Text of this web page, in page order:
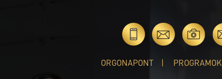
ORGONAPONT PROGRAMOK